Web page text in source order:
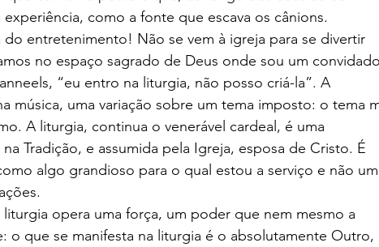
como a fonte que escava os cânions.
entretenimento! Não se vem à igreja para se divertir
no espaço sagrado de Deus onde sou um convidado
“eu entro na liturgia, não posso criá-la”. A
música, uma variação sobre um tema imposto: o tema
A liturgia, continua o venerável cardeal, é uma
Tradição, e assumida pela Igreja, esposa de Cristo. É
algo grandioso para o qual estou a serviço e não um
opera uma força, um poder que nem mesmo a
o que se manifesta na liturgia é o absolutamente Outro,